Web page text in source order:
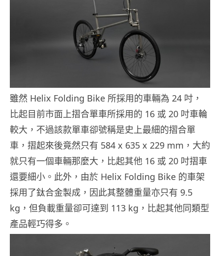
雖然 Helix Folding Bike 所採用的車輛為 24 吋，
比起目前市面上摺合單車所採用的 16 或 20 吋車輪
較大，不過該款單車卻號稱是史上最細的摺合單
車，摺起來後竟然只有 584 x 635 x 229 mm，大約
就只有一個車輛那麼大，比起其他 16 或 20 吋摺車
還要細小。此外，由於 Helix Folding Bike 的車架
採用了鈦合金製成，因此其整體重量亦只有 9.5
kg，但負載重量卻可達到 113 kg，比起其他同類型
產品輕巧得多。